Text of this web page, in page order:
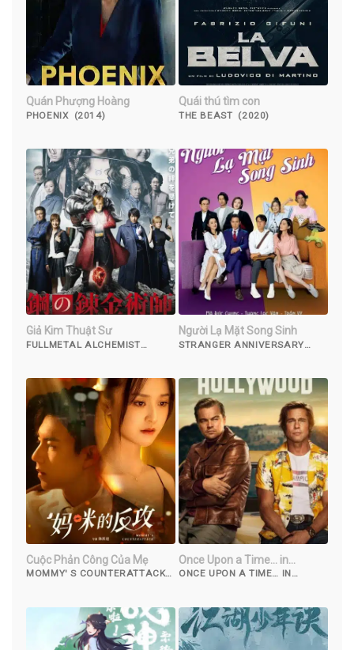
Quán Phượng Hoàng
PHOENIX (2014)
Quái thú tìm con
THE BEAST (2020)
Giả Kim Thuật Sư
FULLMETAL ALCHEMIST
Người Lạ Mặt Song Sinh
STRANGER ANNIVERSARY
Cuộc Phản Công Của Mẹ
MOMMY' S COUNTERATTACK
Once Upon a Time… in
Hollywood
ONCE UPON A TIME… IN